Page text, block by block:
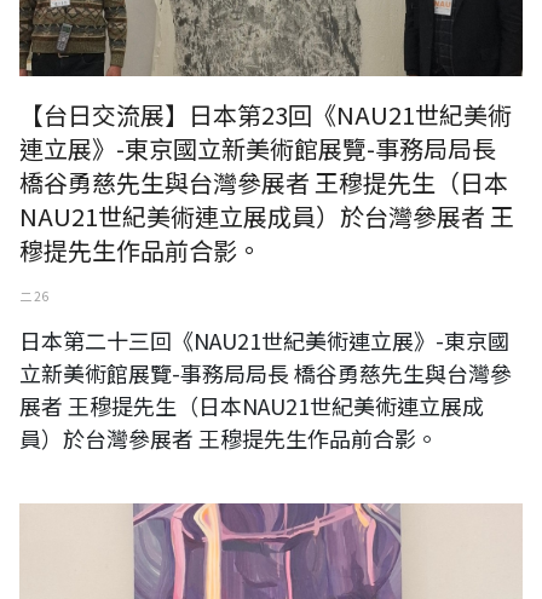
【台日交流展】日本第23回《NAU21世紀美術
連立展》-東京國立新美術館展覽-事務局局長
橋谷勇慈先生與台灣參展者 王穆提先生（日本
NAU21世紀美術連立展成員）於台灣參展者 王
穆提先生作品前合影。
二 26
日本第二十三回《NAU21世紀美術連立展》-東京國
立新美術館展覽-事務局局長 橋谷勇慈先生與台灣參
展者 王穆提先生（日本NAU21世紀美術連立展成
員）於台灣參展者 王穆提先生作品前合影。
日本第二十三回《NAU21世紀美術連立展》-東京國立新美術館展覽-台灣
參展者 王穆提先生（日本NAU21世紀美術連立展成員）與事務局局長 橋
谷勇慈作品前合影